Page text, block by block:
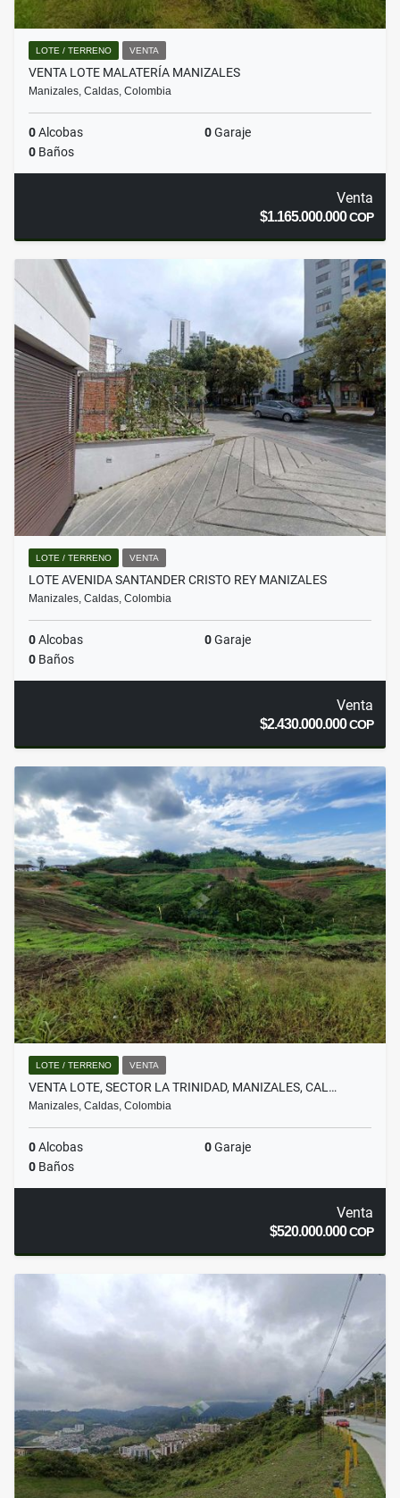
LOTE / TERRENO VENTA
VENTA LOTE MALATERÍA MANIZALES
Manizales, Caldas, Colombia
0Alcobas 0Garaje
0 Baños
Venta
$1.165.000.000COP
LOTE / TERRENO VENTA
LOTE AVENIDA SANTANDER CRISTO REY MANIZALES
Manizales, Caldas, Colombia
0Alcobas 0Garaje
0 Baños
Venta
$2.430.000.000COP
LOTE / TERRENO VENTA
VENTA LOTE, SECTOR LA TRINIDAD, MANIZALES, CAL…
Manizales, Caldas, Colombia
0Alcobas 0Garaje
0 Baños
Venta
$520.000.000COP